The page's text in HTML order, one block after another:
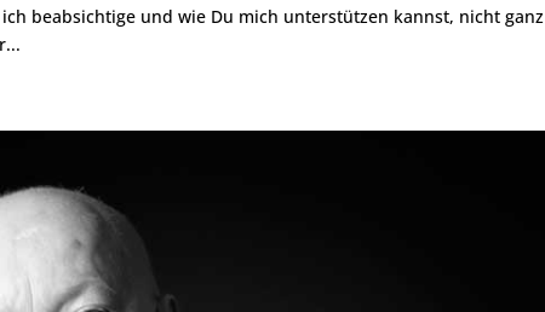
beabsichtige und wie Du mich unterstützen kannst, nicht ganz